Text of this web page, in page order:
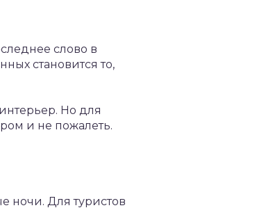
слово в
становится то,
Но для
и не пожалеть.
ночи. Для туристов